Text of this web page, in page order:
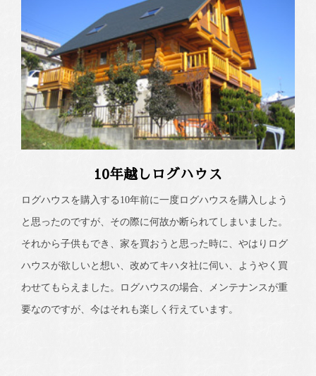
10年越しログハウス
ログハウスを購入する10年前に一度ログハウスを購入しよう
と思ったのですが、その際に何故か断られてしまいました。
それから子供もでき、家を買おうと思った時に、やはりログ
ハウスが欲しいと想い、改めてキハタ社に伺い、ようやく買
わせてもらえました。ログハウスの場合、メンテナンスが重
要なのですが、今はそれも楽しく行えています。